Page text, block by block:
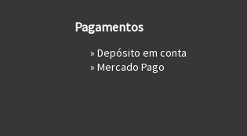
Pagamentos
» Depósito em conta
» Mercado Pago